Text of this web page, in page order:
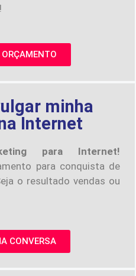
minha
Internet
para Internet!
para conquista de
o resultado vendas ou
CONVERSA